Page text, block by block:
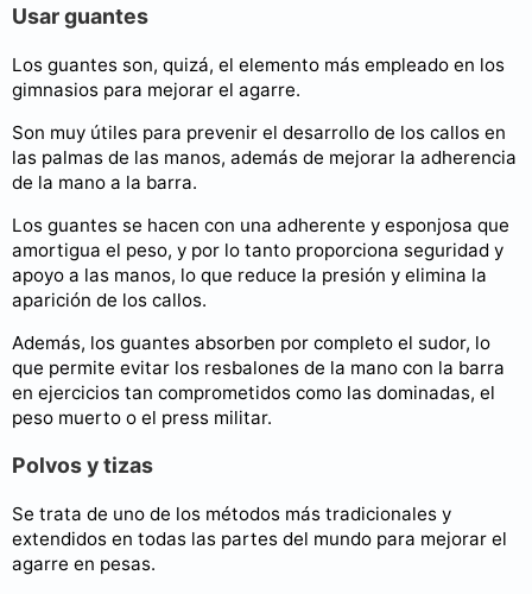
Usar guantes
Los guantes son, quizá, el elemento más empleado en los
gimnasios para mejorar el agarre.
Son muy útiles para prevenir el desarrollo de los callos en
las palmas de las manos, además de mejorar la adherencia
de la mano a la barra.
Los guantes se hacen con una adherente y esponjosa que
amortigua el peso, y por lo tanto proporciona seguridad y
apoyo a las manos, lo que reduce la presión y elimina la
aparición de los callos.
Además, los guantes absorben por completo el sudor, lo
que permite evitar los resbalones de la mano con la barra
en ejercicios tan comprometidos como las dominadas, el
peso muerto o el press militar.
Polvos y tizas
Se trata de uno de los métodos más tradicionales y
extendidos en todas las partes del mundo para mejorar el
agarre en pesas.